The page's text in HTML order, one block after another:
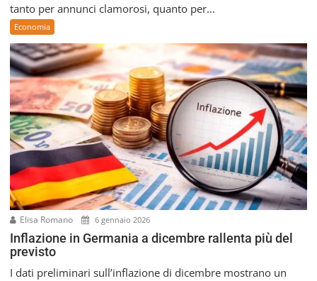
tanto per annunci clamorosi, quanto per...
Economia
Elisa Romano 6 gennaio 2026
Inflazione in Germania a dicembre rallenta più del
previsto
I dati preliminari sull’inflazione di dicembre mostrano un